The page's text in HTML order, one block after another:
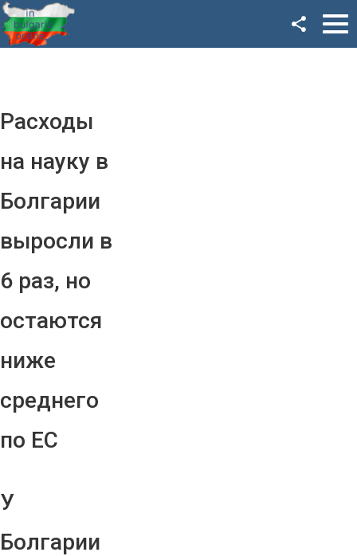
Расходы
на науку в
Болгарии
выросли в
6 раз, но
остаются
ниже
среднего
по ЕС
У
Болгарии